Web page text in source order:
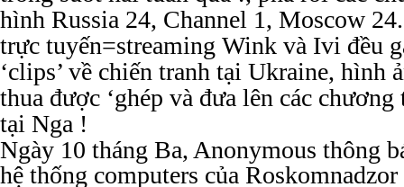
hình Russia 24, Channel 1, Moscow
trực tuyến=streaming Wink và Ivi đều
‘clips’ về chiến tranh tại Ukraine, hình
thua được ‘ghép và đưa lên các
tại Nga !
Ngày 10 tháng Ba, Anonymous thông
hệ thống computers của